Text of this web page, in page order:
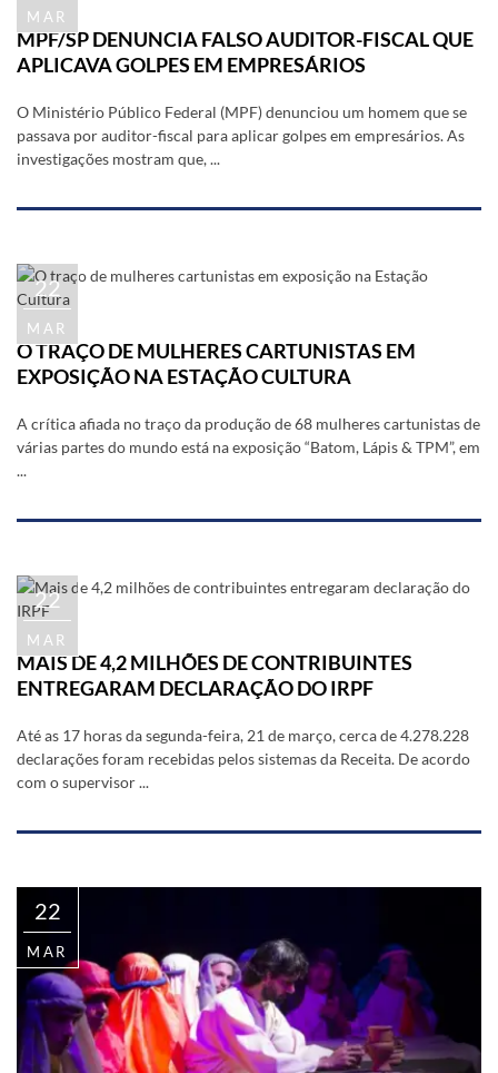
MAR
MPF/SP DENUNCIA FALSO AUDITOR-FISCAL QUE
APLICAVA GOLPES EM EMPRESÁRIOS
O Ministério Público Federal (MPF) denunciou um homem que se
passava por auditor-fiscal para aplicar golpes em empresários. As
investigações mostram que, ...
22
MAR
O TRAÇO DE MULHERES CARTUNISTAS EM
EXPOSIÇÃO NA ESTAÇÃO CULTURA
A crítica afiada no traço da produção de 68 mulheres cartunistas de
várias partes do mundo está na exposição “Batom, Lápis & TPM”, em
...
22
MAR
MAIS DE 4,2 MILHÕES DE CONTRIBUINTES
ENTREGARAM DECLARAÇÃO DO IRPF
Até as 17 horas da segunda-feira, 21 de março, cerca de 4.278.228
declarações foram recebidas pelos sistemas da Receita. De acordo
com o supervisor ...
22
MAR